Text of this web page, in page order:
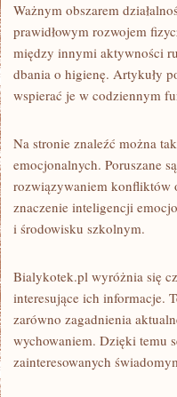
Ważnym obszarem
prawidłowym rozwojem
między innymi aktywności
dbania o higienę. Artykuły
wspierać je w codziennym
Na stronie znaleźć można
emocjonalnych. Poruszane
rozwiązywaniem konfliktów
znaczenie inteligencji
i środowisku szkolnym.
Bialykotek.pl wyróżnia się
interesujące ich informacje.
zarówno zagadnienia
wychowaniem. Dzięki temu
zainteresowanych